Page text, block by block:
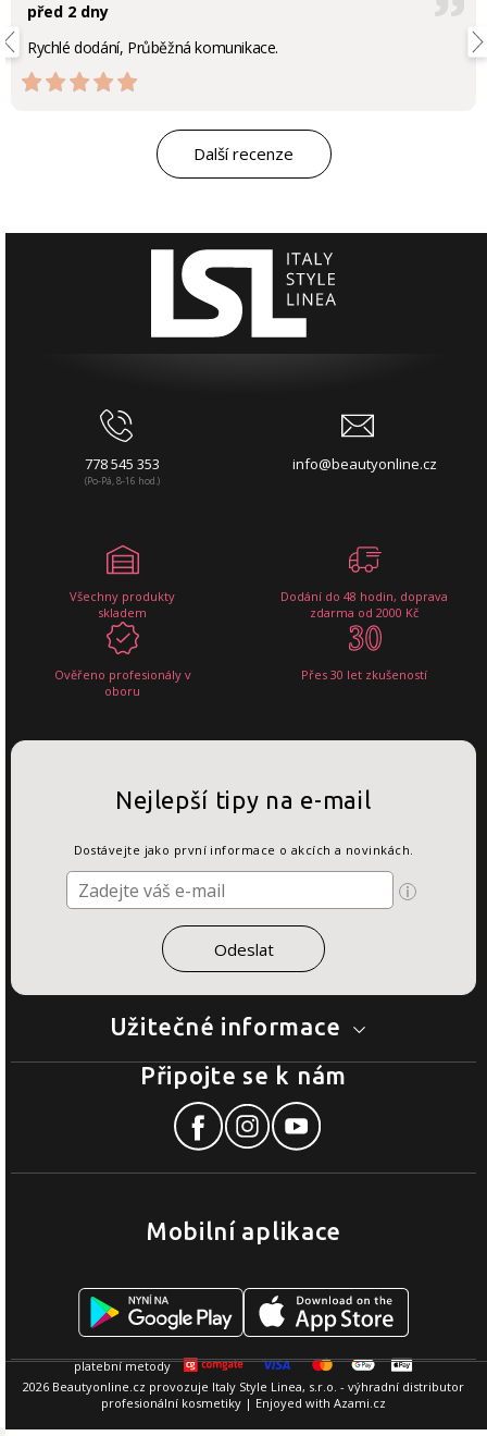
před 2 dny
Rychlé dodání, Průběžná komunikace.
Další recenze
778 545 353
(Po-Pá, 8-16 hod.)
info@beautyonline.cz
Všechny produkty
skladem
Dodání do 48 hodin, doprava
zdarma od 2000 Kč
Ověřeno profesionály v
oboru
Přes 30 let zkušeností
Užitečné informace
Nejlepší tipy na e-mail
Dostávejte jako první informace o akcích a novinkách.
Mobilní aplikace
Připojte se k nám
2026 Beautyonline.cz provozuje Italy Style Linea, s.r.o. - výhradní distributor
profesionální kosmetiky | Enjoyed with Azami.cz